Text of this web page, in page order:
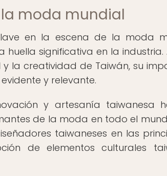
moda mundial
en la escena de la moda
significativa en la
la creatividad de Taiwán, su
y relevante.
y artesanía taiwanesa
de la moda en todo el
taiwaneses en las
de elementos culturales